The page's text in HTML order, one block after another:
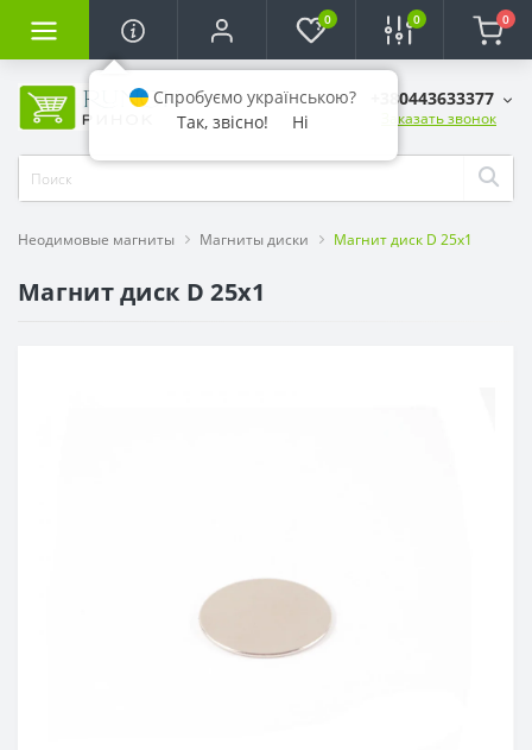
0 0 0
+380443633377
Заказать звонок
Неодимовые магниты Магниты диски Магнит диск D 25x1
Магнит диск D 25x1
Спробуємо українською?
Так, звісно!
Ні